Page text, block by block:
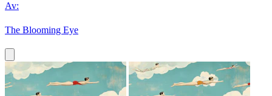
Av:
The Blooming Eye